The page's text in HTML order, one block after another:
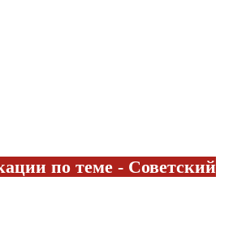
по теме - Советский